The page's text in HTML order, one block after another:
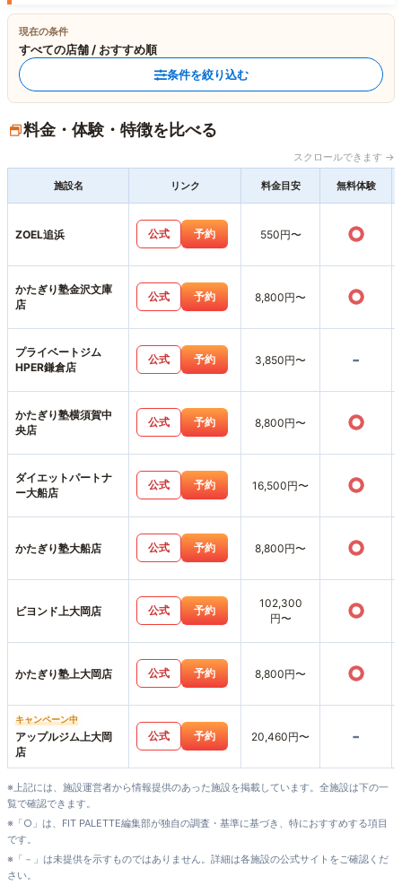
現在の条件
すべての店舗 / おすすめ順
条件を絞り込む
料金・体験・特徴を比べる
スクロールできます →
施設名 リンク 料金目安 無料体験
ZOEL追浜 公式 予約 550円〜 ○
かたぎり塾金沢文庫
店
公式 予約 8,800円〜 ○
プライベートジム
HPER鎌倉店
公式 予約 3,850円〜 -
かたぎり塾横須賀中
央店
公式 予約 8,800円〜 ○
ダイエットパートナ
ー大船店
公式 予約 16,500円〜 ○
かたぎり塾大船店 公式 予約 8,800円〜 ○
ビヨンド上大岡店 公式 予約
102,300
円〜
○
かたぎり塾上大岡店 公式 予約 8,800円〜 ○
キャンペーン中
アップルジム上大岡
店
公式 予約 20,460円〜 -
※上記には、施設運営者から情報提供のあった施設を掲載しています。全施設は下の一
覧で確認できます。
※「○」は、FIT PALETTE編集部が独自の調査・基準に基づき、特におすすめする項目
です。
※「－」は未提供を示すものではありません。詳細は各施設の公式サイトをご確認くだ
さい。